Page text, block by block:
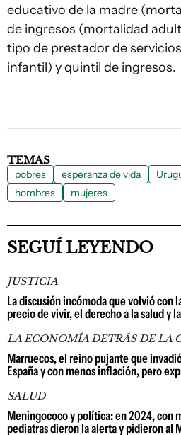
educativo de la madre
de ingresos (mortalidad
tipo de prestador de
infantil) y quintil de ingresos.
TEMAS
pobres esperanza de vida
hombres
mujeres
SEGUÍ LEYENDO
JUSTICIA
La discusión incómoda que volvió con
precio de vivir, el derecho a la salud y
LA ECONOMÍA DETRÁS DE LA
Marruecos, el reino pujante que
España y con menos inflación, pero
SALUD
Meningococo y política: en 2024, con
pediatras dieron la alerta y pidieron al